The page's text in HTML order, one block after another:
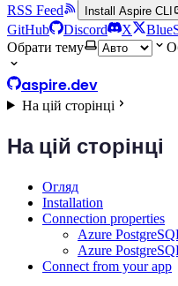
RSS Feed Install Aspire CLI
GitHub Discord X
Обрати тему
aspire.dev
На цій сторінці
На цій сторінці
Огляд
Installation
Connection properties
Azure
Azure
Connect from your app